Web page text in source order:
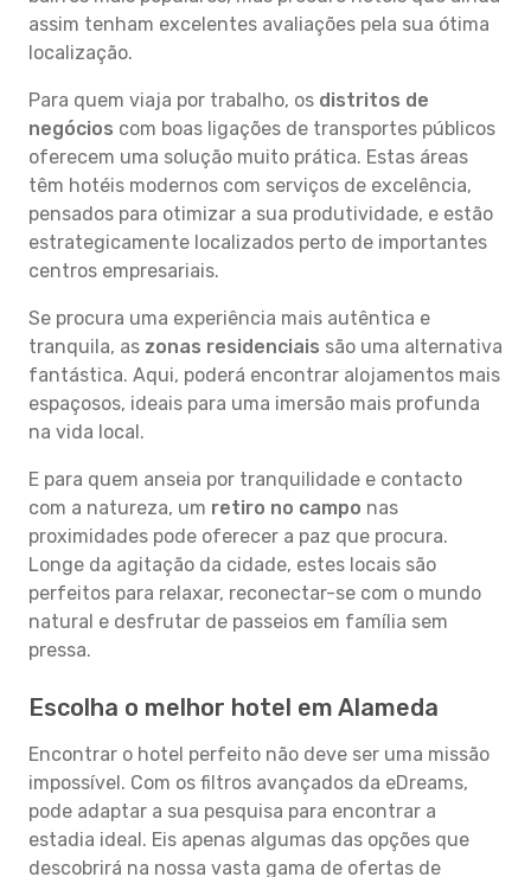
assim tenham excelentes avaliações pela sua ótima
localização.
Para quem viaja por trabalho, os distritos de
negócios com boas ligações de transportes públicos
oferecem uma solução muito prática. Estas áreas
têm hotéis modernos com serviços de excelência,
pensados para otimizar a sua produtividade, e estão
estrategicamente localizados perto de importantes
centros empresariais.
Se procura uma experiência mais autêntica e
tranquila, as zonas residenciais são uma alternativa
fantástica. Aqui, poderá encontrar alojamentos mais
espaçosos, ideais para uma imersão mais profunda
na vida local.
E para quem anseia por tranquilidade e contacto
com a natureza, um retiro no campo nas
proximidades pode oferecer a paz que procura.
Longe da agitação da cidade, estes locais são
perfeitos para relaxar, reconectar-se com o mundo
natural e desfrutar de passeios em família sem
pressa.
Escolha o melhor hotel em Alameda
Encontrar o hotel perfeito não deve ser uma missão
impossível. Com os filtros avançados da eDreams,
pode adaptar a sua pesquisa para encontrar a
estadia ideal. Eis apenas algumas das opções que
descobrirá na nossa vasta gama de ofertas de